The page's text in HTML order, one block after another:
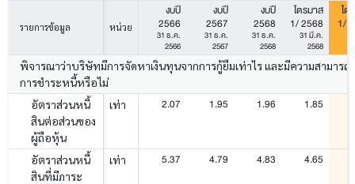
รายการข้อมูล หน่วย
งบปี
2566
31 ธ.ค.
2566
งบปี
2567
31 ธ.ค.
2567
งบปี
2568
31 ธ.ค.
2568
ไตรมาส
1/ 2568
31 มี.ค.
2568
ไต
1/
พิจารณาว่าบริษัทมีการจัดหาเงินทุนจากการกู้ยืมเท่าไร และมีความสามารถ
การชำระหนี้หรือไม่
อัตราส่วนหนี้
สินต่อส่วนของ
ผู้ถือหุ้น
เท่า 2.07 1.95 1.96 1.85
อัตราส่วนหนี้
สินที่มีภาระ
เท่า 5.37 4.79 4.83 4.65